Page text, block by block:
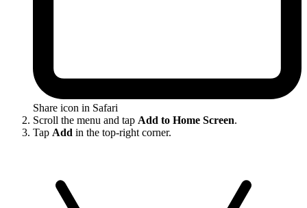
Share icon in Safari
Scroll the menu and tap Add to Home Screen.
Tap Add in the top-right corner.